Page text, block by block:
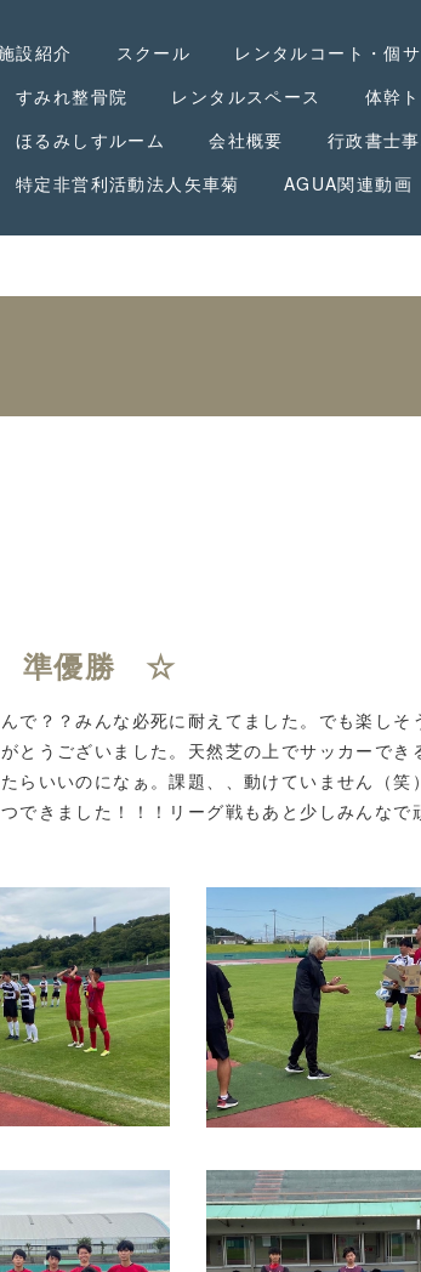
設紹介 スクール レンタルコート・個
すみれ整骨院
レンタルスペース 体幹
ほるみしすルーム
会社概要 行政書士
特定非営利活動法人矢車菊
AGUA関連動画
準優勝 ☆
？？みんな必死に耐えてました。でも楽しそ
とうございました。天然芝の上でサッカーでき
らいいのになぁ。課題、、動けていません（笑
できました！！！リーグ戦もあと少しみんなで